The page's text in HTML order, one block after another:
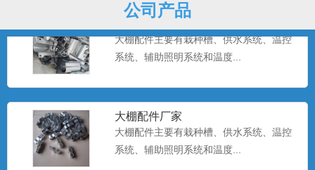
公司产品
温室大棚配件
大棚配件主要有栽种槽、供水系统、温控
系统、辅助照明系统和温度...
大棚配件厂家
大棚配件主要有栽种槽、供水系统、温控
系统、辅助照明系统和温度...